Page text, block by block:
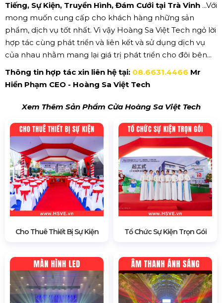
Tiếng, Sự Kiện, Truyền Hình, Đám Cưới tại Trà Vinh ...Với
mong muốn cung cấp cho khách hàng những sản
phẩm, dịch vụ tốt nhất. Vì vậy Hoàng Sa Việt Tech ngỏ lời
hợp tác cùng phát triển và liên kết và sử dụng dịch vụ
của nhau nhằm mang lại giá trị phát triển cho đôi bên...
Thông tin hợp tác xin liên hệ tại: 08.6631.4466 Mr
Hiền Phạm CEO - Hoàng Sa Việt Tech
Xem Thêm Sản Phẩm Cửa Hoàng Sa Việt Tech
Cho Thuê Thiết Bị Sự Kiện Tổ Chức Sự Kiện Trọn Gói